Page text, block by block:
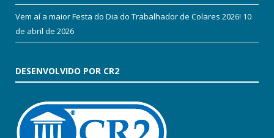
Vem aí a maior Festa do Dia do Trabalhador de Colares 2026! 10
de abril de 2026
DESENVOLVIDO POR CR2